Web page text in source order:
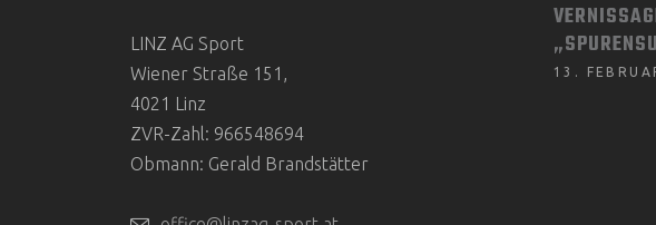
LINZ AG Sport
Wiener Straße 151,
4021 Linz
ZVR-Zahl: 966548694
Obmann: Gerald Brandstätter
13.